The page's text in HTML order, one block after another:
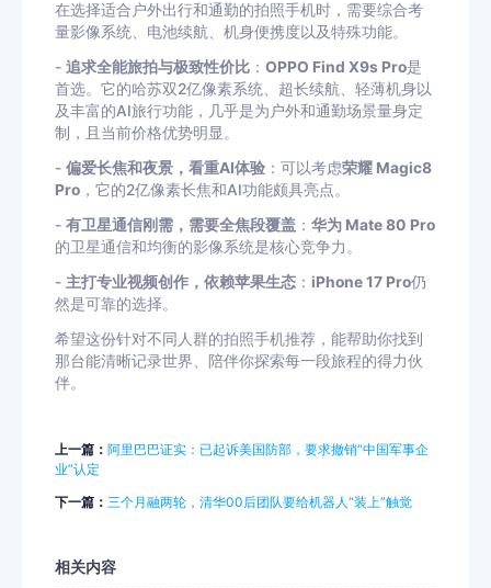
在选择适合户外出行和通勤的拍照手机时，需要综合考
量影像系统、电池续航、机身便携度以及特殊功能。
- 追求全能旅拍与极致性价比 ： OPPO Find X9s Pro是
首选。它的哈苏双2亿像素系统、超长续航、轻薄机身以
及丰富的AI旅行功能，几乎是为户外和通勤场景量身定
制，且当前价格优势明显。
- 偏爱长焦和夜景，看重AI体验 ：可以考虑荣耀 Magic8
Pro ，它的2亿像素长焦和AI功能颇具亮点。
- 有卫星通信刚需，需要全焦段覆盖 ： 华为 Mate 80 Pro
的卫星通信和均衡的影像系统是核心竞争力。
- 主打专业视频创作，依赖苹果生态 ： iPhone 17 Pro仍
然是可靠的选择。
希望这份针对不同人群的拍照手机推荐，能帮助你找到
那台能清晰记录世界、陪伴你探索每一段旅程的得力伙
伴。
上一篇： 阿里巴巴证实：已起诉美国防部，要求撤销“中国军事企
业”认定
下一篇： 三个月融两轮，清华00后团队要给机器人“装上”触觉
相关内容